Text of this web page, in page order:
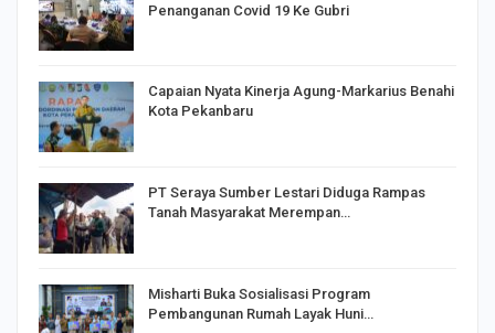
Penanganan Covid 19 Ke Gubri
Capaian Nyata Kinerja Agung-Markarius Benahi
Kota Pekanbaru
PT Seraya Sumber Lestari Diduga Rampas
Tanah Masyarakat Merempan…
Misharti Buka Sosialisasi Program
Pembangunan Rumah Layak Huni…